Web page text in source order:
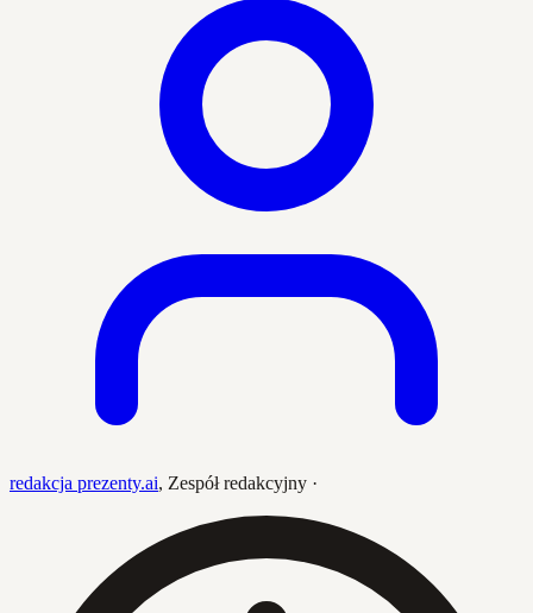
redakcja prezenty.ai, Zespół redakcyjny ·